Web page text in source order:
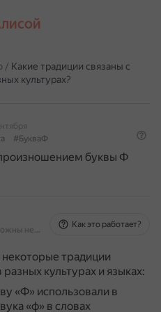
/ Какие традиции связаны с
культурах?
#БукваФ
буквы Ф
На основе источников, возможны неточности
Как это работает?
традиции
культурах и языках:
«Ф» использовали в
«ф» в словах